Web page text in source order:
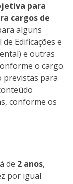
para
cargos de
alguns
Edificações e
e outras
o cargo.
previstas para
conforme os
de 2 anos,
por igual